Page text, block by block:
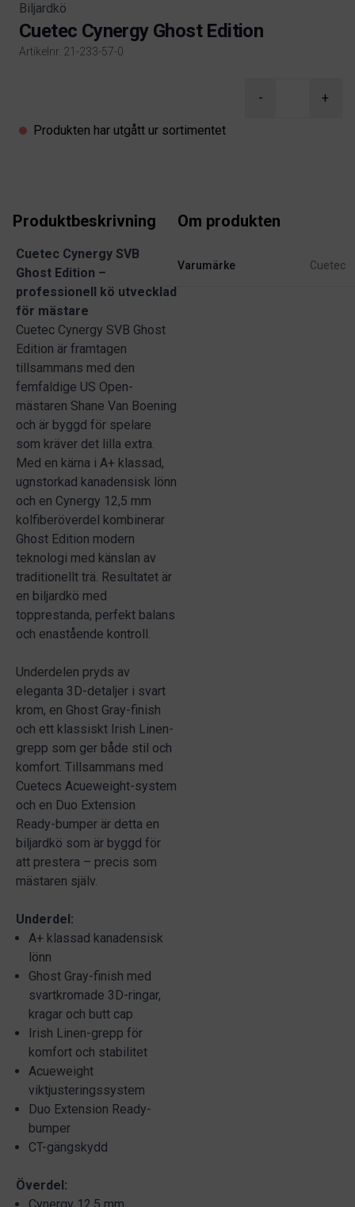
Biljardkö
Cuetec Cynergy Ghost Edition
Artikelnr. 21-233-57-0
- +
Produkten har utgått ur sortimentet
Produktbeskrivning
Cuetec Cynergy SVB
Ghost Edition –
professionell kö utvecklad
för mästare
Cuetec Cynergy SVB Ghost
Edition är framtagen
tillsammans med den
femfaldige US Open-
mästaren Shane Van Boening
och är byggd för spelare
som kräver det lilla extra.
Med en kärna i A+ klassad,
ugnstorkad kanadensisk lönn
och en Cynergy 12,5 mm
kolfiberöverdel kombinerar
Ghost Edition modern
teknologi med känslan av
traditionellt trä. Resultatet är
en biljardkö med
topprestanda, perfekt balans
och enastående kontroll.
Underdelen pryds av
eleganta 3D-detaljer i svart
krom, en Ghost Gray-finish
och ett klassiskt Irish Linen-
grepp som ger både stil och
komfort. Tillsammans med
Cuetecs Acueweight-system
och en Duo Extension
Ready-bumper är detta en
biljardkö som är byggd för
att prestera – precis som
mästaren själv.
Underdel:
A+ klassad kanadensisk
lönn
Ghost Gray-finish med
svartkromade 3D-ringar,
kragar och butt cap
Irish Linen-grepp för
komfort och stabilitet
Acueweight
viktjusteringssystem
Duo Extension Ready-
bumper
CT-gängskydd
Överdel:
Om produkten
Varumärke Cuetec